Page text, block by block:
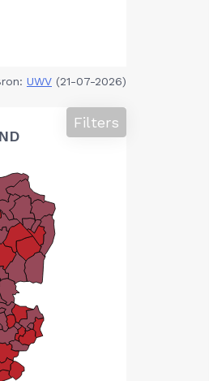
UWV (21-07-2026)
Filters